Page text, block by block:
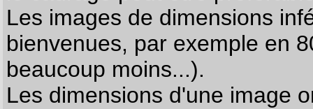
Les images de dimensions
bienvenues, par exemple en
beaucoup moins...).
Les dimensions d'une image